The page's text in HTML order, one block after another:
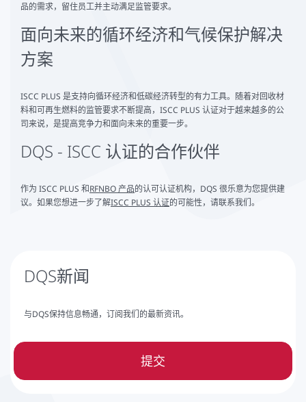
品的需求，留住员工并主动满足监管要求。
面向未来的循环经济和气候保护解决
方案
ISCC PLUS 是支持向循环经济和低碳经济转型的有力工具。随着对回收材
料和可再生燃料的监管要求不断提高，ISCC PLUS 认证对于越来越多的公
司来说，是提高竞争力和面向未来的重要一步。
DQS - ISCC 认证的合作伙伴
作为 ISCC PLUS 和RFNBO 产品的认可认证机构，DQS 很乐意为您提供建
议。如果您想进一步了解ISCC PLUS 认证的可能性，请联系我们。
DQS新闻
与DQS保持信息畅通，订阅我们的最新资讯。
提交